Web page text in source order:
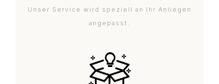
Unser Service wird speziell an Ihr Anliegen
angepasst.